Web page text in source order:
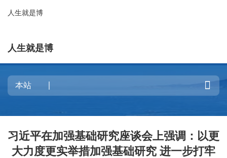
人生就是博
人生就是博

习近平在加强基础研究座谈会上强调：以更
大力度更实举措加强基础研究 进一步打牢